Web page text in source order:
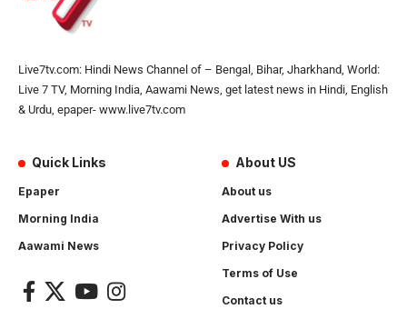
Live7tv.com: Hindi News Channel of – Bengal, Bihar, Jharkhand, World:
Live 7 TV, Morning India, Aawami News, get latest news in Hindi, English
& Urdu, epaper- www.live7tv.com
Quick Links
Epaper
Morning India
Aawami News
About US
About us
Advertise With us
Privacy Policy
Terms of Use
Contact us